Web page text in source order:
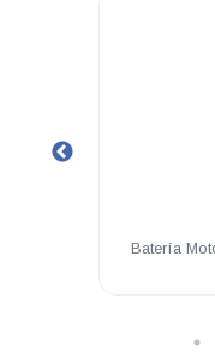
Batería